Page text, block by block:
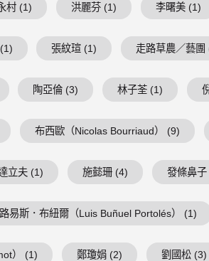
村 (1) 洪麗芬 (1) 李曙美 (1)
張紋瑄 (1) 走路草農／藝團
陶亞倫 (3) 林子荃 (1)
布西歐（Nicolas Bourriaud） (9)
立夫 (1) 施懿珊 (4) 發條鼻子
路易斯．布紐爾（Luis Buñuel Portolés） (1)
） (1) 鄭瓊娟 (2) 劉國松 (3)